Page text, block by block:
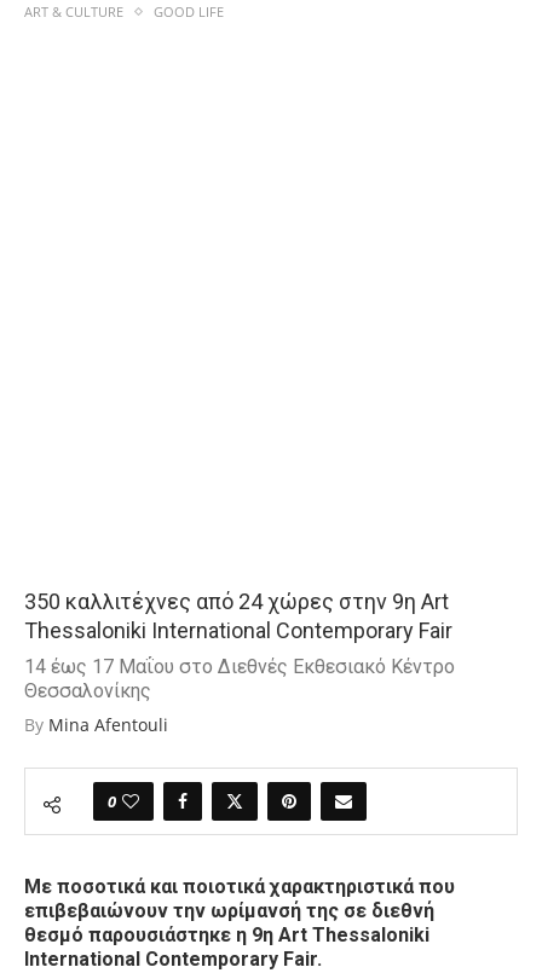
ART & CULTURE GOOD LIFE
350 καλλιτέχνες από 24 χώρες στην 9η Art
Thessaloniki International Contemporary Fair
14 έως 17 Μαΐου στο Διεθνές Εκθεσιακό Κέντρο
Θεσσαλονίκης
By Mina Afentouli
0
Με ποσοτικά και ποιοτικά χαρακτηριστικά που
επιβεβαιώνουν την ωρίμανσή της σε διεθνή
θεσμό παρουσιάστηκε η 9η Art Thessaloniki
International Contemporary Fair.